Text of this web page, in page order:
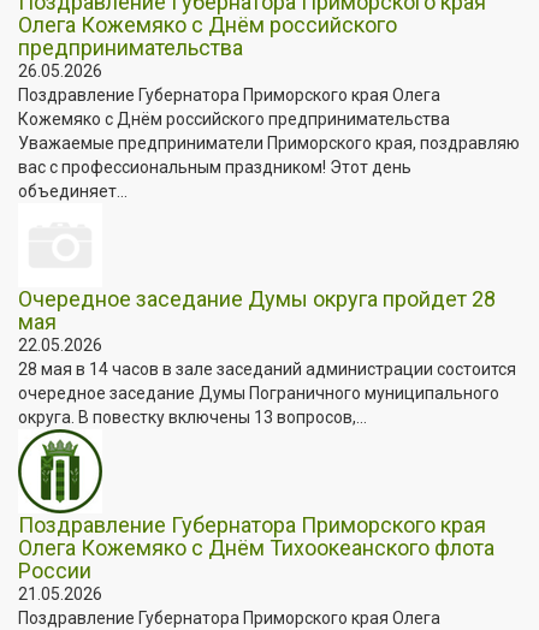
Олега Кожемяко с Днём российского
предпринимательства
26.05.2026
Поздравление Губернатора Приморского края Олега
Кожемяко с Днём российского предпринимательства
Уважаемые предприниматели Приморского края, поздравляю
вас с профессиональным праздником! Этот день
объединяет...
Очередное заседание Думы округа пройдет 28
мая
22.05.2026
28 мая в 14 часов в зале заседаний администрации состоится
очередное заседание Думы Пограничного муниципального
округа. В повестку включены 13 вопросов,...
Поздравление Губернатора Приморского края
Олега Кожемяко с Днём Тихоокеанского флота
России
21.05.2026
Поздравление Губернатора Приморского края Олега